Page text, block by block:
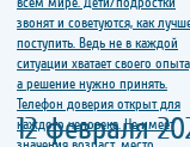
12 февраля